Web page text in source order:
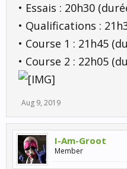
• Essais : 20h30
• Qualifications :
• Course 1 : 21h45
• Course 2 : 22h05
Aug 9, 2019
I-Am-Groot
Member